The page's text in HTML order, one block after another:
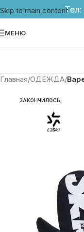
Skip to main contentТел:
МЕНЮ
Главная ОДЕЖДА
ЗАКОНЧИЛОСЬ